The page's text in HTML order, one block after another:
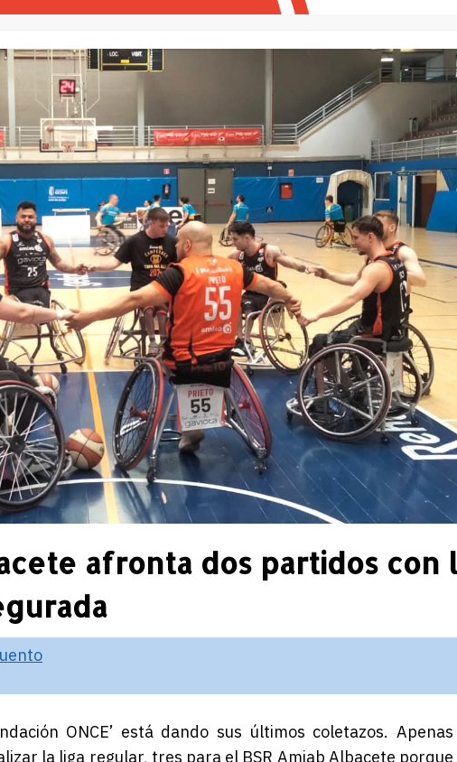
afronta dos partidos con
ONCE’ está dando sus últimos coletazos. Apenas
la liga regular, tres para el BSR Amiab Albacete porque